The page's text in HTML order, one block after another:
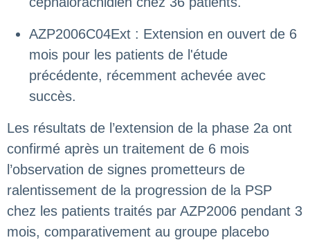
AZP2006C04Ext : Extension en ouvert de 6
mois pour les patients de l'étude
précédente, récemment achevée avec
succès.
Les résultats de l’extension de la phase 2a ont
confirmé après un traitement de 6 mois
l’observation de signes prometteurs de
ralentissement de la progression de la PSP
chez les patients traités par AZP2006 pendant 3
mois, comparativement au groupe placebo